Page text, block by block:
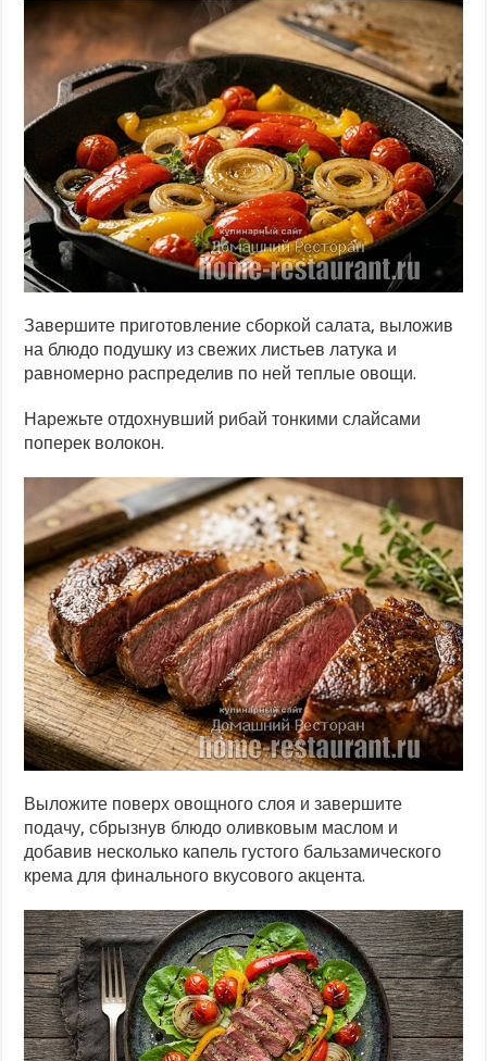
Завершите приготовление сборкой салата, выложив
на блюдо подушку из свежих листьев латука и
равномерно распределив по ней теплые овощи.
Нарежьте отдохнувший рибай тонкими слайсами
поперек волокон.
Выложите поверх овощного слоя и завершите
подачу, сбрызнув блюдо оливковым маслом и
добавив несколько капель густого бальзамического
крема для финального вкусового акцента.